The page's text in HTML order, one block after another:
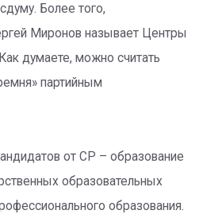
Более того,
Миронов называет Центры
думаете, можно считать
партийным
от СР – образование
образовательных
образования.